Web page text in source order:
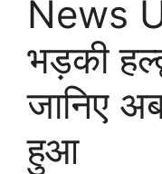
News
भड़की
जानिए
हुआ